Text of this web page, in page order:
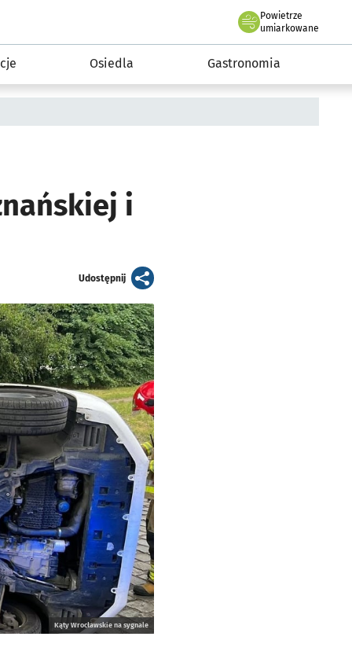
Powietrze
we Wrocławiu
umiarkowane
Osiedla Gastronomia
i
Udostępnijartykuł
Kąty Wrocławskie na sygnale